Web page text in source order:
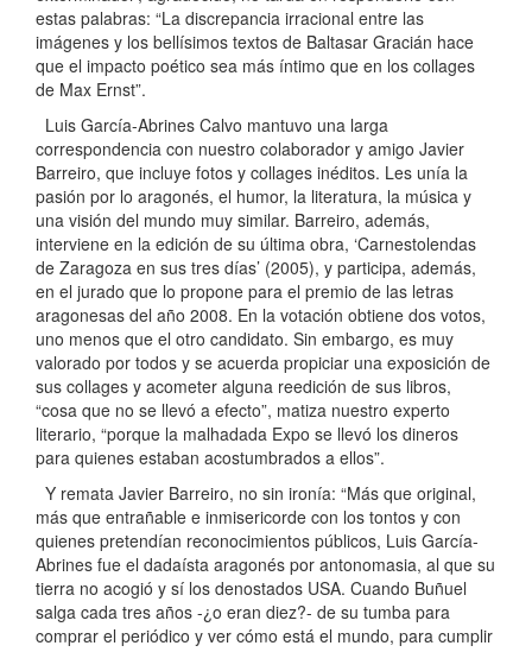
estas palabras: “La discrepancia irracional entre las
imágenes y los bellísimos textos de Baltasar Gracián hace
que el impacto poético sea más íntimo que en los collages
de Max Ernst”.
Luis García-Abrines Calvo mantuvo una larga
correspondencia con nuestro colaborador y amigo Javier
Barreiro, que incluye fotos y collages inéditos. Les unía la
pasión por lo aragonés, el humor, la literatura, la música y
una visión del mundo muy similar. Barreiro, además,
interviene en la edición de su última obra, ‘Carnestolendas
de Zaragoza en sus tres días’ (2005), y participa, además,
en el jurado que lo propone para el premio de las letras
aragonesas del año 2008. En la votación obtiene dos votos,
uno menos que el otro candidato. Sin embargo, es muy
valorado por todos y se acuerda propiciar una exposición de
sus collages y acometer alguna reedición de sus libros,
“cosa que no se llevó a efecto”, matiza nuestro experto
literario, “porque la malhadada Expo se llevó los dineros
para quienes estaban acostumbrados a ellos”.
Y remata Javier Barreiro, no sin ironía: “Más que original,
más que entrañable e inmisericorde con los tontos y con
quienes pretendían reconocimientos públicos, Luis García-
Abrines fue el dadaísta aragonés por antonomasia, al que su
tierra no acogió y sí los denostados USA. Cuando Buñuel
salga cada tres años -¿o eran diez?- de su tumba para
comprar el periódico y ver cómo está el mundo, para cumplir